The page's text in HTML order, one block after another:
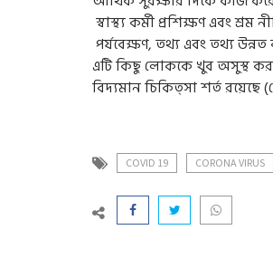
স্বাস্থ্য কর্মী প্রশিক্ষণ এবং
পর্যবেক্ষণ, তথ্য এবং তথ্য
এটি কিছু লোককে খুব অসুস্থ
বিদ্যমান চিকিত্সা শর্ত রয়েছে
COVID 19 CORONA VIRUS